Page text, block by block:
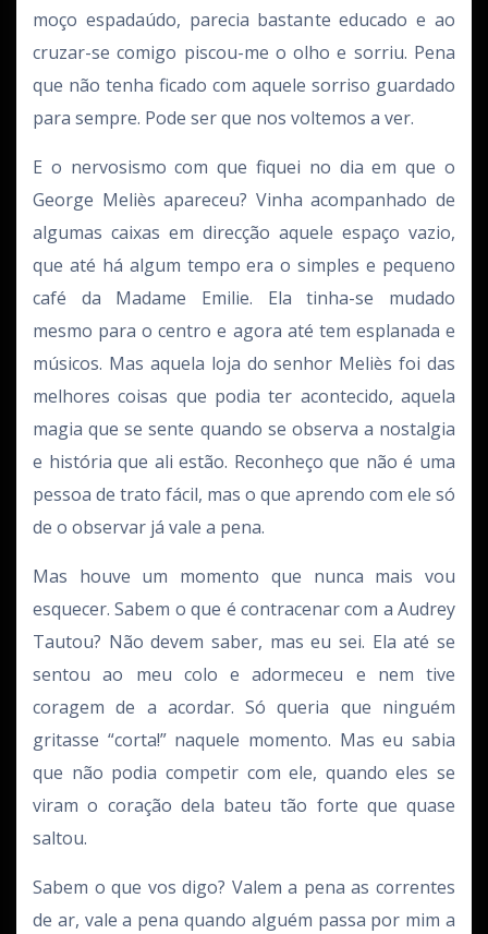
moço espadaúdo, parecia bastante educado e ao
cruzar-se comigo piscou-me o olho e sorriu. Pena
que não tenha ficado com aquele sorriso guardado
para sempre. Pode ser que nos voltemos a ver.
E o nervosismo com que fiquei no dia em que o
George Meliès apareceu? Vinha acompanhado de
algumas caixas em direcção aquele espaço vazio,
que até há algum tempo era o simples e pequeno
café da Madame Emilie. Ela tinha-se mudado
mesmo para o centro e agora até tem esplanada e
músicos. Mas aquela loja do senhor Meliès foi das
melhores coisas que podia ter acontecido, aquela
magia que se sente quando se observa a nostalgia
e história que ali estão. Reconheço que não é uma
pessoa de trato fácil, mas o que aprendo com ele só
de o observar já vale a pena.
Mas houve um momento que nunca mais vou
esquecer. Sabem o que é contracenar com a Audrey
Tautou? Não devem saber, mas eu sei. Ela até se
sentou ao meu colo e adormeceu e nem tive
coragem de a acordar. Só queria que ninguém
gritasse “corta!” naquele momento. Mas eu sabia
que não podia competir com ele, quando eles se
viram o coração dela bateu tão forte que quase
saltou.
Sabem o que vos digo? Valem a pena as correntes
de ar, vale a pena quando alguém passa por mim a